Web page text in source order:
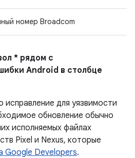
номер Broadcom
* рядом с
Android в столбце
исправление для уязвимости
обновление обычно
исполняемых файлах
Pixel и Nexus, которые
Google Developers.